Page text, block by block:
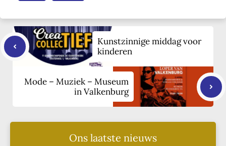
Kunstzinnige middag voor
kinderen
Mode – Muziek – Museum
in Valkenburg
Ons laatste nieuws